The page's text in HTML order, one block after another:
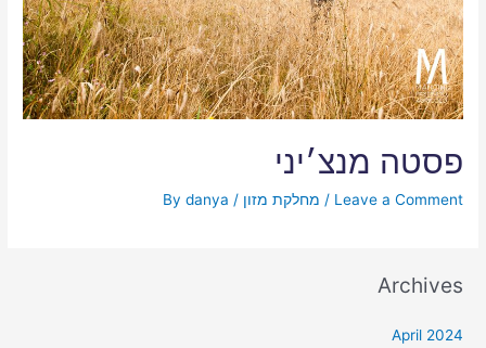
פסטה מנצ׳יני
Leave a Comment
/ מחלקת מזון / By
danya
Archives
April 2024